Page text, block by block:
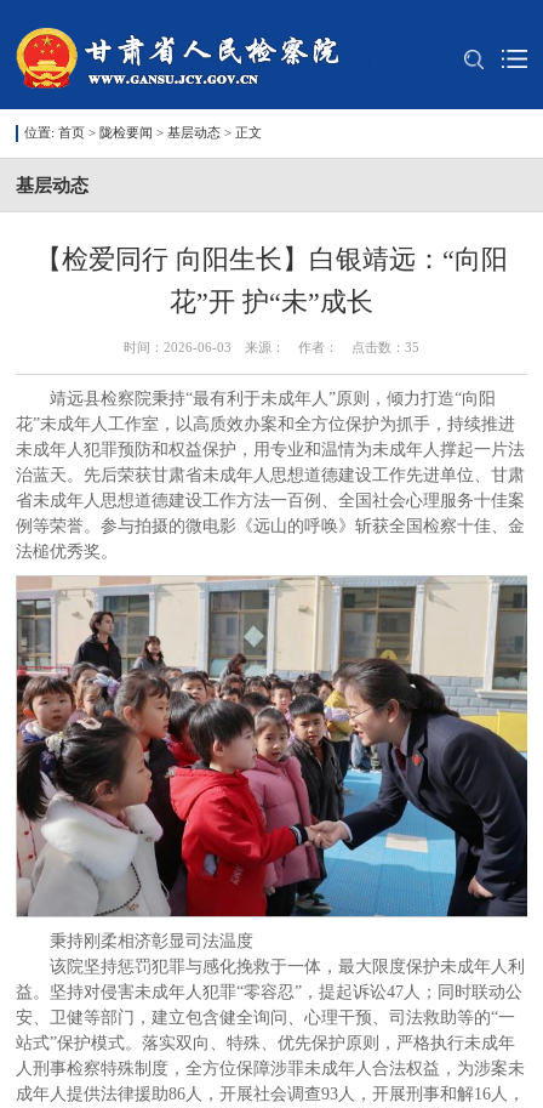
位置: 首页> 陇检要闻 > 基层动态> 正文
基层动态
【检爱同行 向阳生长】白银靖远：“向阳
花”开 护“未”成长
时间：2026-06-03 来源： 作者： 点击数： 35
靖远县检察院秉持“最有利于未成年人”原则，倾力打造“向阳
花”未成年人工作室，以高质效办案和全方位保护为抓手，持续推进
未成年人犯罪预防和权益保护，用专业和温情为未成年人撑起一片法
治蓝天。先后荣获甘肃省未成年人思想道德建设工作先进单位、甘肃
省未成年人思想道德建设工作方法一百例、全国社会心理服务十佳案
例等荣誉。参与拍摄的微电影《远山的呼唤》斩获全国检察十佳、金
法槌优秀奖。
秉持刚柔相济彰显司法温度
该院坚持惩罚犯罪与感化挽救于一体，最大限度保护未成年人利
益。坚持对侵害未成年人犯罪“零容忍”，提起诉讼47人；同时联动公
安、卫健等部门，建立包含健全询问、心理干预、司法救助等的“一
站式”保护模式。落实双向、特殊、优先保护原则，严格执行未成年
人刑事检察特殊制度，全方位保障涉罪未成年人合法权益，为涉案未
成年人提供法律援助86人，开展社会调查93人，开展刑事和解16人，